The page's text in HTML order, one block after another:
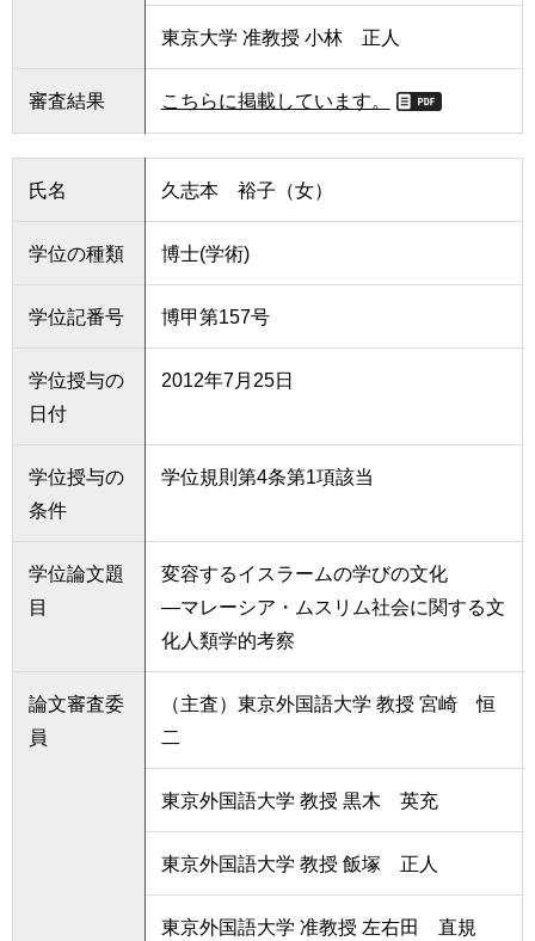
東京大学 准教授 小林 正人
審査結果 こちらに掲載しています。
氏名 久志本 裕子（女）
学位の種類 博士(学術)
学位記番号 博甲第157号
学位授与の
日付
2012年7月25日
学位授与の
条件
学位規則第4条第1項該当
学位論文題
目
変容するイスラームの学びの文化
―マレーシア・ムスリム社会に関する文
化人類学的考察
論文審査委
員
（主査）東京外国語大学 教授 宮崎 恒
二
東京外国語大学 教授 黒木 英充
東京外国語大学 教授 飯塚 正人
東京外国語大学 准教授 左右田 直規